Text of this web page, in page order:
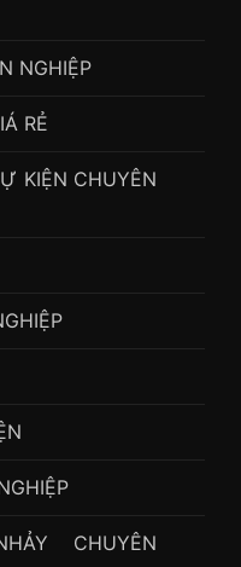
NGHIỆP
RẺ
KIỆN CHUYÊN
CHUYÊN